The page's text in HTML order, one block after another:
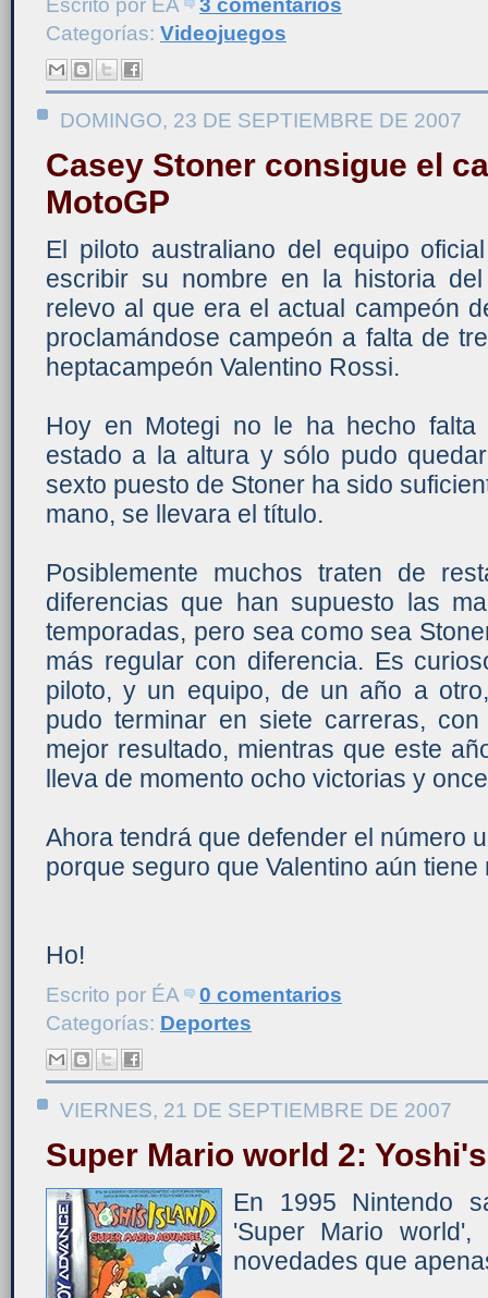
Categorías: Videojuegos
DOMINGO, 23 DE SEPTIEMBRE DE 2007
Casey Stoner consigue el
MotoGP
El piloto australiano del equipo
escribir su nombre en la historia
relevo al que era el actual campeón
proclamándose campeón a falta de
heptacampeón Valentino Rossi.
Hoy en Motegi no le ha hecho falta
estado a la altura y sólo pudo
sexto puesto de Stoner ha sido
mano, se llevara el título.
Posiblemente muchos traten de
diferencias que han supuesto las
temporadas, pero sea como sea
más regular con diferencia. Es
piloto, y un equipo, de un año a
pudo terminar en siete carreras,
mejor resultado, mientras que este
lleva de momento ocho victorias y
Ahora tendrá que defender el número
porque seguro que Valentino aún
Ho!
Escrito por ÉA
0 comentarios
Categorías: Deportes
VIERNES, 21 DE SEPTIEMBRE DE 2007
Super Mario world 2:
En 1995 Nintendo
'Super Mario
novedades que